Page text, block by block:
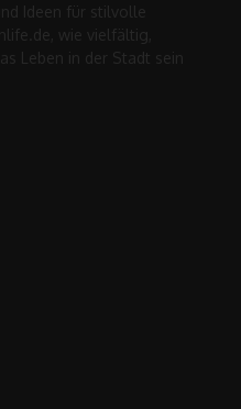
Ideen für stilvolle
wie vielfältig,
Leben in der Stadt sein